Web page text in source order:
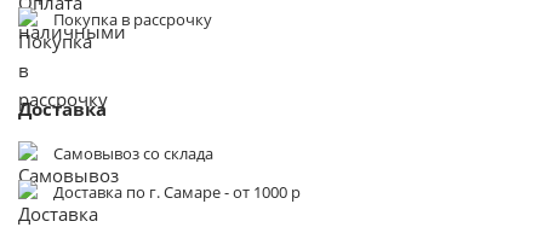
Покупка в рассрочку
Доставка
Самовывоз со склада
Доставка по г. Самаре - от 1000 р